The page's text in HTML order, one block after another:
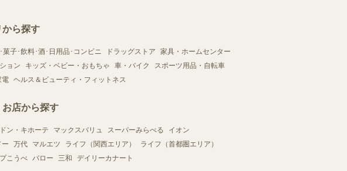
から探す
菓子･飲料･酒･日用品･コンビニ ドラッグストア
家具・ホームセンター
ョン キッズ・ベビー・おもちゃ 車・バイク
スポーツ用品・自転車
電 ヘルス＆ビューティ・フィットネス
お店から探す
ドン・キホーテ マックスバリュ スーパーみらべる
イオン
ー
万代 マルエツ ライフ（関西エリア）
ライフ（首都圏エリア）
こうべ バロー 三和 デイリーカナート